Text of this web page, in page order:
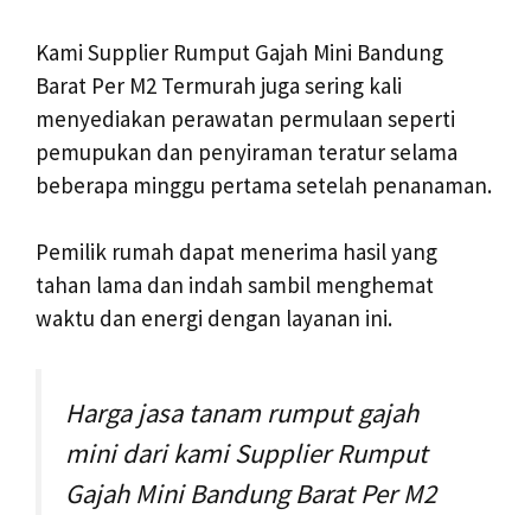
Kami Supplier Rumput Gajah Mini Bandung
Barat Per M2 Termurah juga sering kali
menyediakan perawatan permulaan seperti
pemupukan dan penyiraman teratur selama
beberapa minggu pertama setelah penanaman.
Pemilik rumah dapat menerima hasil yang
tahan lama dan indah sambil menghemat
waktu dan energi dengan layanan ini.
Harga jasa tanam rumput gajah
mini dari kami Supplier Rumput
Gajah Mini Bandung Barat Per M2